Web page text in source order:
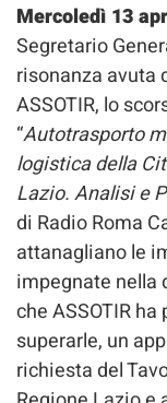
Mercoledì 13
Segretario
risonanza avuta
ASSOTIR, lo
“Autotrasporto
logistica della
Lazio. Analisi e
di Radio Roma
attanagliano le
impegnate nella
che ASSOTIR
superarle, un
richiesta del